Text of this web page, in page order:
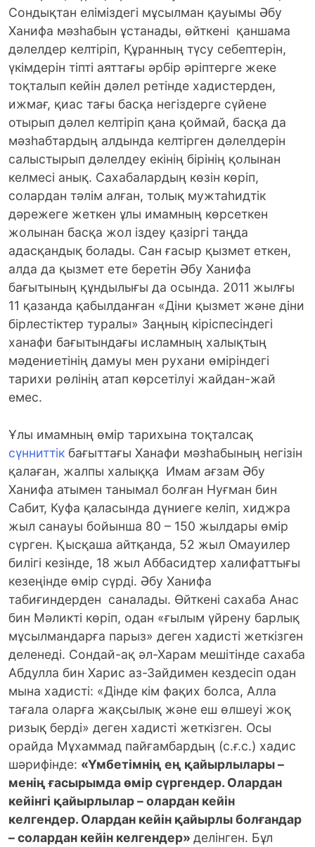
Сондықтан еліміздегі мұсылман қауымы Әбу
Ханифа мәзһабын ұстанады, өйткені қаншама
дәлелдер келтіріп, Құранның түсу себептерін,
үкімдерін тіпті аяттағы әрбір әріптерге жеке
тоқталып кейін дәлел ретінде хадистерден,
ижмағ, қиас тағы басқа негіздерге сүйене
отырып дәлел келтіріп қана қоймай, басқа да
мәзһабтардың алдында келтірген дәлелдерін
салыстырып дәлелдеу екінің бірінің қолынан
келмесі анық. Сахабалардың көзін көріп,
солардан тәлім алған, толық мужтаһидтік
дәрежеге жеткен ұлы имамның көрсеткен
жолынан басқа жол іздеу қазіргі таңда
адасқандық болады. Сан ғасыр қызмет еткен,
алда да қызмет ете беретін Әбу Ханифа
бағытының құндылығы да осында. 2011 жылғы
11 қазанда қабылданған «Діни қызмет және діни
бірлестіктер туралы» Заңның кіріспесіндегі
ханафи бағытындағы исламның халықтың
мәдениетінің дамуы мен рухани өміріндегі
тарихи рөлінің атап көрсетілуі жайдан-жай
емес.
Ұлы имамның өмір тарихына тоқталсақ
сүнниттік бағыттағы Ханафи мәзһабының негізін
қалаған, жалпы халыққа Имам ағзам Әбу
Ханифа атымен танымал болған Нуғман бин
Сабит, Куфа қаласында дүниеге келіп, хиджра
жыл санауы бойынша 80 – 150 жылдары өмір
сүрген. Қысқаша айтқанда, 52 жыл Омауилер
билігі кезінде, 18 жыл Аббасидтер халифаттығы
кезеңінде өмір сүрді. Әбу Ханифа
табиғиндерден саналады. Өйткені сахаба Анас
бин Мәликті көріп, одан «ғылым үйрену барлық
мұсылмандарға парыз» деген хадисті жеткізген
деленеді. Сондай-ақ әл-Харам мешітінде сахаба
Абдулла бин Харис аз-Зайдимен кездесіп одан
мына хадисті: «Дінде кім фақих болса, Алла
тағала оларға жақсылық және еш өлшеуі жоқ
ризық берді» деген хадисті жеткізген. Осы
орайда Мұхаммад пайғамбардың (с.ғ.с.) хадис
шəрифінде: «Үмбетімнің ең қайырлылары –
менің ғасырымда өмір сүргендер. Олардан
кейінгі қайырлылар – олардан кейін
келгендер. Олардан кейін қайырлы болғандар
– солардан кейін келгендер» делінген. Бұл